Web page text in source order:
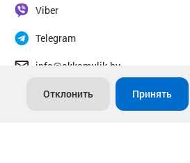
Viber
Telegram
info@akkamulik.by
Отклонить Принять